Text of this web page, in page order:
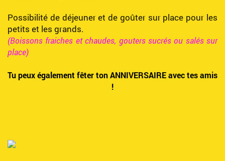
Possibilité de déjeuner et de goûter sur place pour les
petits et les grands.
(Boissons fraiches et chaudes, gouters sucrés ou salés sur
place)
Tu peux également fêter ton ANNIVERSAIRE avec tes amis
!